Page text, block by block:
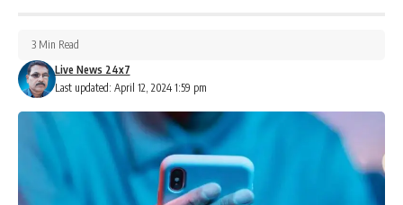
Last updated: April 12, 2024 1:59 pm
Live News 24x7
3 Min Read